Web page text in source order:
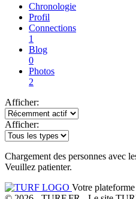
Chronologie
Profil
Connections
1
Blog
0
Photos
2
Afficher:
Afficher:
Chargement des personnes avec
Veuillez patienter.
Votre